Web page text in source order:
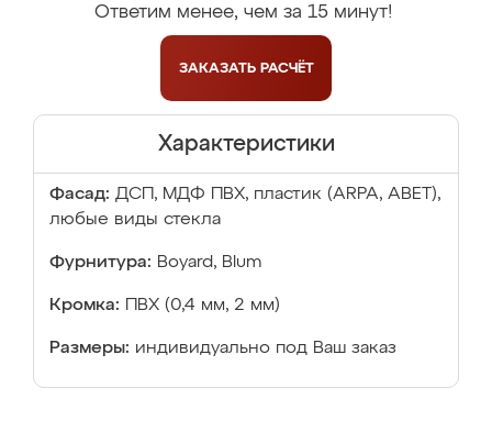
Ответим менее, чем за 15 минут!
ЗАКАЗАТЬ РАСЧЁТ
Характеристики
Фасад: ДСП, МДФ ПВХ, пластик (ARPA, ABET),
любые виды стекла
Фурнитура: Boyard, Blum
Кромка: ПВХ (0,4 мм, 2 мм)
Размеры: индивидуально под Ваш заказ